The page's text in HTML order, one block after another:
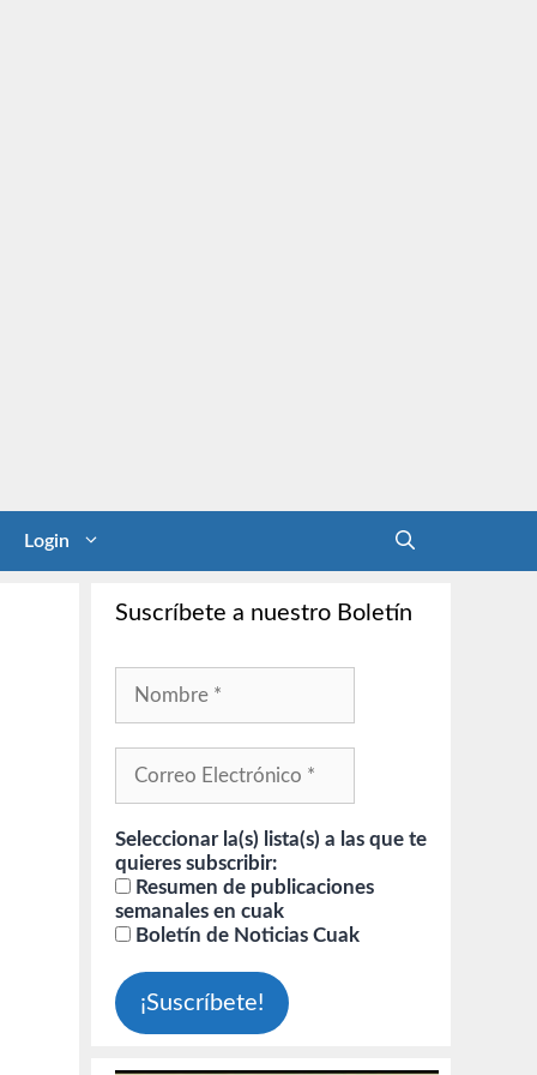
Login
Suscríbete a nuestro Boletín
Seleccionar la(s) lista(s) a las que te
quieres subscribir:
Resumen de publicaciones
semanales en cuak
Boletín de Noticias Cuak